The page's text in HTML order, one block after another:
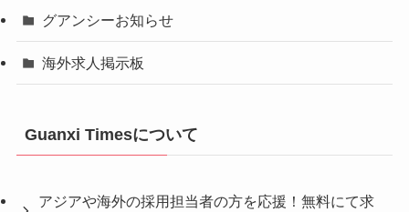
グアンシーお知らせ
海外求人掲示板
Guanxi Timesについて
アジアや海外の採用担当者の方を応援！無料にて求